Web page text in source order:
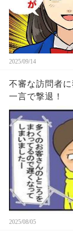
2025/09/14
不審な訪問者
一言で撃退！
2025/08/05